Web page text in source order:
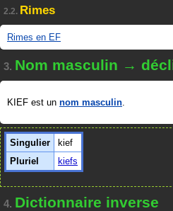
2.2. Rimes
Rimes en EF
3. Nom masculin →
KIEF est un nom masculin.
Singulier
kief
Pluriel
kiefs
4. Dictionnaire inverse